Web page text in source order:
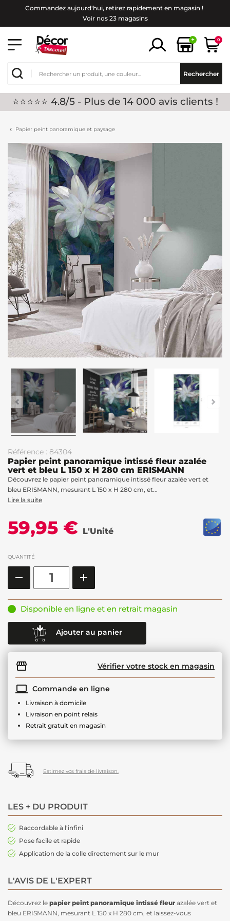
Commandez aujourd'hui, retirez rapidement en magasin !
Voir nos 23 magasins
+ 0
Rechercher
⭐⭐⭐⭐⭐ 4.8/5 - Plus de 14 000 avis clients !
Papier peint panoramique et paysage
Référence : 84304
Papier peint panoramique intissé fleur azalée
vert et bleu L 150 x H 280 cm ERISMANN
Découvrez le papier peint panoramique intissé fleur azalée vert et
bleu ERISMANN, mesurant L 150 x H 280 cm, et...
Lire la suite
59,95 € L'Unité
QUANTITÉ
Disponible en ligne et en retrait magasin
Ajouter au panier
Vérifier votre stock en magasin
Commande en ligne
Livraison à domicile
Livraison en point relais
Retrait gratuit en magasin
Estimez vos frais de livraison.
LES + DU PRODUIT
Raccordable à l'infini
Pose facile et rapide
Application de la colle directement sur le mur
L'AVIS DE L'EXPERT
Découvrez le papier peint panoramique intissé fleur azalée vert et
bleu ERISMANN, mesurant L 150 x H 280 cm, et laissez-vous